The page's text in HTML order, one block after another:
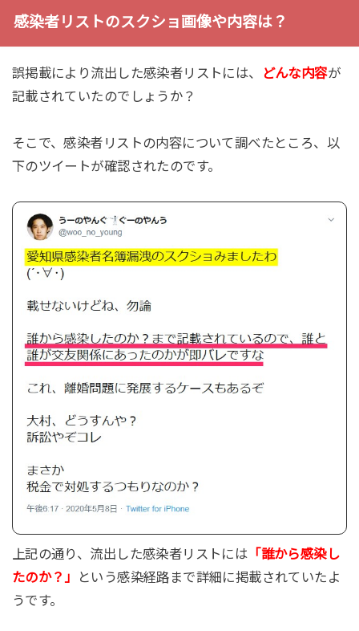
感染者リストのスクショ画像や内容は？
誤掲載により流出した感染者リストには、 どんな内容が
記載されていたのでしょうか？
そこで、感染者リストの内容について調べたところ、以
下のツイートが確認されたのです。
上記の通り、流出した感染者リストには 「誰から感染し
たのか？」
という感染経路まで詳細に掲載されていたよ
うです。